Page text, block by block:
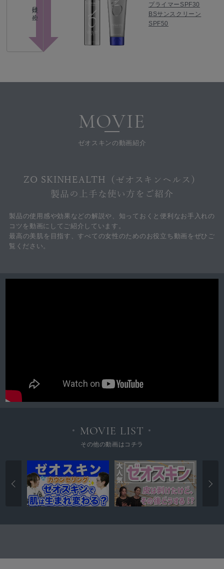
日焼け止め
プライマーSPF30
BSサンスクリーン
SPF50
MOVIE
ゼオスキンの動画紹介
ZO SKINHEALTH（ゼオスキンヘルス）
製品の上手な使い方をご紹介
製品の使用感や効果などの解説や、知っておくと便利なお手入れの
コツを動画にしてご紹介しています。
最高の美肌を目指す、すべての女性のためのお役立ち動画をぜひご
覧ください。
MOVIE LIST
その他の動画はコチラ